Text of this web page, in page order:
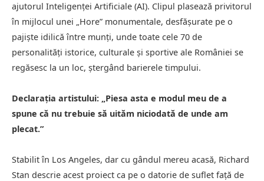
ajutorul Inteligenței Artificiale (AI). Clipul plasează privitorul
în mijlocul unei „Hore” monumentale, desfășurate pe o
pajiște idilică între munți, unde toate cele 70 de
personalități istorice, culturale și sportive ale României se
regăsesc la un loc, ștergând barierele timpului.
Declarația artistului: „Piesa asta e modul meu de a
spune că nu trebuie să uităm niciodată de unde am
plecat.”
Stabilit în Los Angeles, dar cu gândul mereu acasă, Richard
Stan descrie acest proiect ca pe o datorie de suflet față de